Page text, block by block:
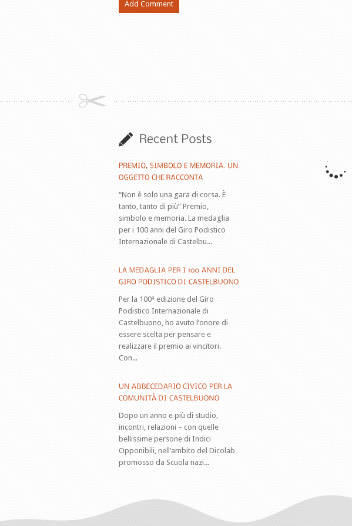
“Non è solo una gara di corsa. È
tanto, tanto di più” Premio,
simbolo e memoria. La medaglia
per i 100 anni del Giro Podistico
Internazionale di Castelbu...
Per la 100ª edizione del Giro
Podistico Internazionale di
Castelbuono, ho avuto l’onore di
essere scelta per pensare e
realizzare il premio ai vincitori.
Con...
Dopo un anno e più di studio,
incontri, relazioni – con quelle
bellissime persone di Indici
Opponibili, nell’ambito del Dicolab
promosso da Scuola nazi...